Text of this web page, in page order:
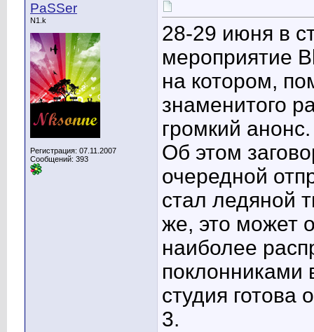
PaSSer
N1.k
Регистрация: 07.11.2007
Сообщений: 393
28-29 июня в
мероприятие
на котором,
знаменитого
громкий анонс.
Об этом
очередной
стал ледяной
же, это может
наиболее
поклонниками
студия
3.